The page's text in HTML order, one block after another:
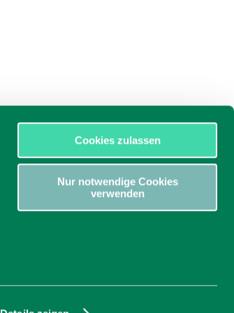
Cookies zulassen
Nur notwendige Cookies
verwenden